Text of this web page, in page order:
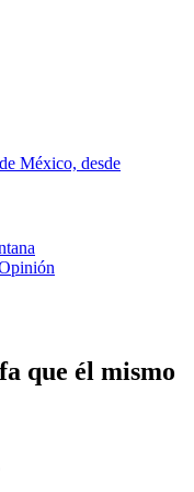
México, desde
que él mismo